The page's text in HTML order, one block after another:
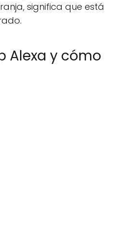
significa que está
Alexa y cómo